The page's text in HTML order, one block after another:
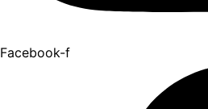
Facebook-f